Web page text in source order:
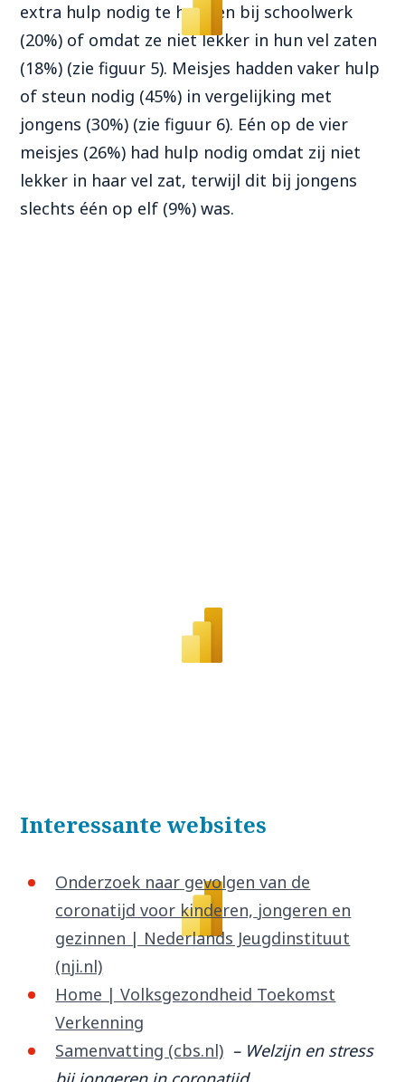
extra hulp nodig te hebben bij schoolwerk
(20%) of omdat ze niet lekker in hun vel zaten
(18%) (zie figuur 5). Meisjes hadden vaker hulp
of steun nodig (45%) in vergelijking met
jongens (30%) (zie figuur 6). Eén op de vier
meisjes (26%) had hulp nodig omdat zij niet
lekker in haar vel zat, terwijl dit bij jongens
slechts één op elf (9%) was.
Interessante websites
Onderzoek naar gevolgen van de
coronatijd voor kinderen, jongeren en
gezinnen | Nederlands Jeugdinstituut
(nji.nl)
Home | Volksgezondheid Toekomst
Verkenning
Samenvatting (cbs.nl) – Welzijn en stress